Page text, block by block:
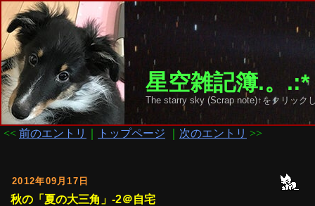
星空雑記簿.。
The starry sky (Scrap note)↑をクリック
<< 前のエントリ トップページ 次のエントリ >>
2012年09月17日
秋の「夏の大三角」-2＠自宅